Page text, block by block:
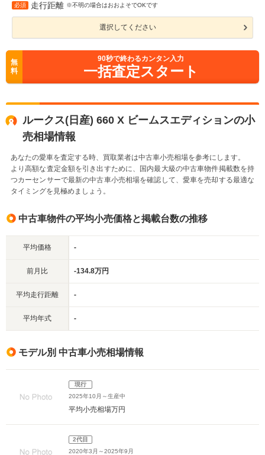
必須 走行距離 ※不明の場合はおおよそでOKです
選択してください
無
料
90秒で終わるカンタン入力
一括査定スタート
ルークス(日産) 660 X ビームスエディションの小
売相場情報
あなたの愛車を査定する時、買取業者は中古車小売相場を参考にします。
より高額な査定金額を引き出すために、国内最大級の中古車物件掲載数を持
つカーセンサーで最新の中古車小売相場を確認して、愛車を売却する最適な
タイミングを見極めましょう。
中古車物件の平均小売価格と掲載台数の推移
平均価格 -
前月比 -134.8万円
平均走行距離 -
平均年式 -
モデル別 中古車小売相場情報
現行
2025年10月～生産中
平均小売相場万円
2代目
2020年3月～2025年9月